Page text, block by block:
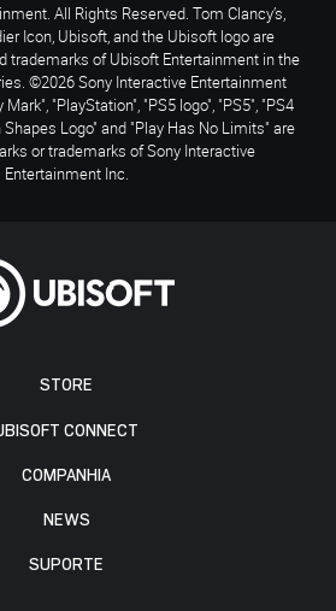
STORE
CONNECT
COMPANHIA
NEWS
SUPORTE
All Rights Reserved. Tom Clancy’s,
Icon, Ubisoft, and the Ubisoft logo are
trademarks of Ubisoft Entertainment in the
©2026 Sony Interactive Entertainment
"PlayStation", "PS5 logo", "PS5", "PS4
Shapes Logo" and "Play Has No Limits" are
or trademarks of Sony Interactive
Entertainment Inc.